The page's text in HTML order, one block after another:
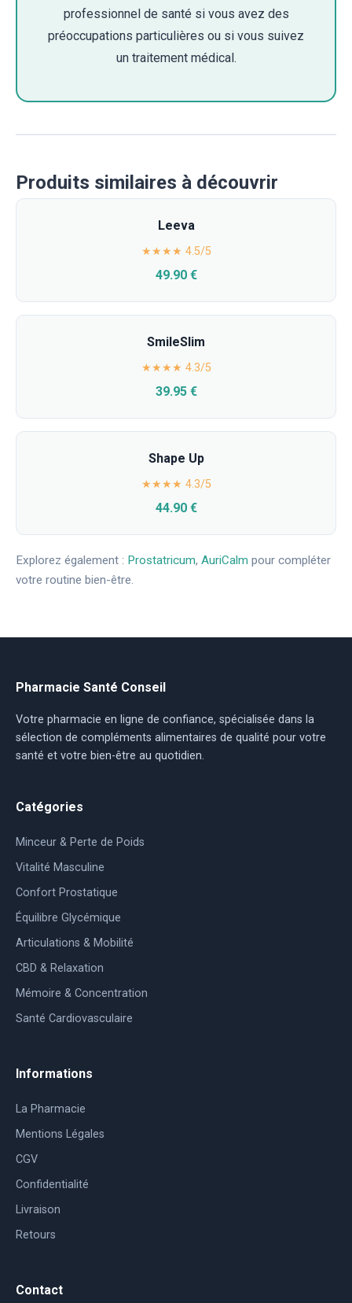
professionnel de santé si vous avez des
préoccupations particulières ou si vous suivez
un traitement médical.
Produits similaires à découvrir
Leeva
★★★★ 4.5/5
49.90 €
SmileSlim
★★★★ 4.3/5
39.95 €
Shape Up
★★★★ 4.3/5
44.90 €
Explorez également : Prostatricum, AuriCalm pour compléter
votre routine bien-être.
Pharmacie Santé Conseil
Votre pharmacie en ligne de confiance, spécialisée dans la
sélection de compléments alimentaires de qualité pour votre
santé et votre bien-être au quotidien.
Catégories
Minceur & Perte de Poids
Vitalité Masculine
Confort Prostatique
Équilibre Glycémique
Articulations & Mobilité
CBD & Relaxation
Mémoire & Concentration
Santé Cardiovasculaire
Informations
La Pharmacie
Mentions Légales
CGV
Confidentialité
Livraison
Retours
Contact